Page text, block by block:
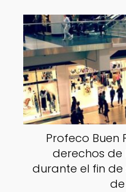
Profeco Buen
derechos de
durante el fin